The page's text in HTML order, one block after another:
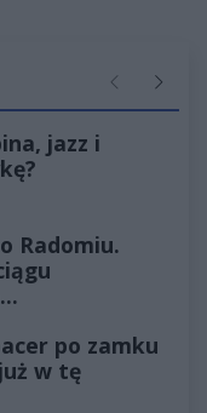
Poprzednie
jazz i
Radomiu.
po zamku
w tę